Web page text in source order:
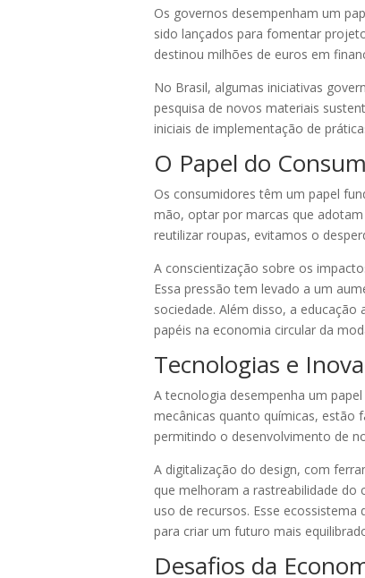
Os governos desempenham um
sido lançados para fomentar
destinou milhões de euros em
No Brasil, algumas iniciativas
pesquisa de novos materiais
iniciais de implementação de
O Papel do
Os consumidores têm um papel
mão, optar por marcas que
reutilizar roupas, evitamos o
A conscientização sobre os
Essa pressão tem levado a um
sociedade. Além disso, a
papéis na economia circular da
Tecnologias e
A tecnologia desempenha um
mecânicas quanto químicas, estão
permitindo o desenvolvimento de
A digitalização do design, com
que melhoram a rastreabilidade do
uso de recursos. Esse
para criar um futuro mais
Desafios da